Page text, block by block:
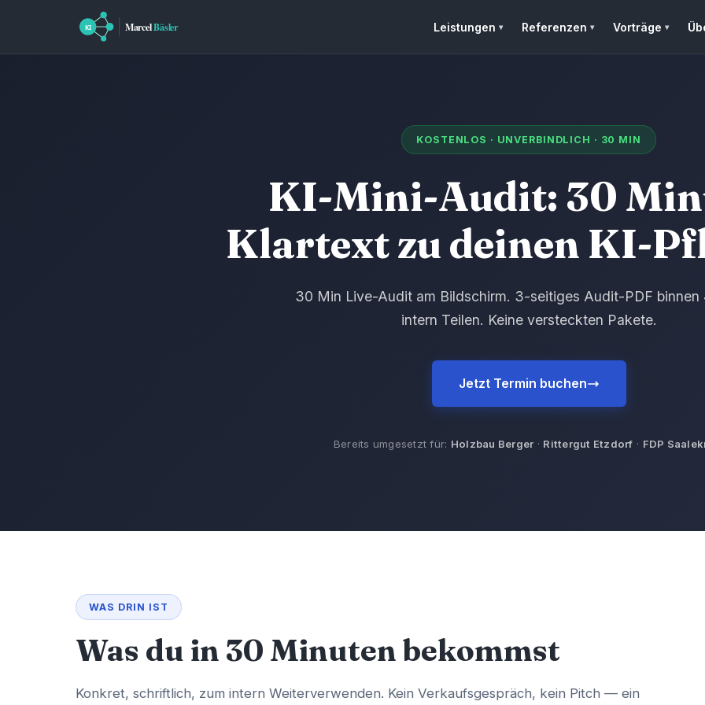
Leistungen Referenzen Vorträge
KOSTENLOS · UNVERBINDLICH · 30 MIN
KI-Mini-Audit: 30
Klartext zu deinen KI-
30 Min Live-Audit am Bildschirm. 3-seitiges Audit-PDF binnen
intern Teilen. Keine versteckten Pakete.
Jetzt Termin buchen
Bereits umgesetzt für: Holzbau Berger · Rittergut Etzdorf · FDP
WAS DRIN IST
Was du in 30 Minuten bekommst
Konkret, schriftlich, zum intern Weiterverwenden. Kein Verkaufsgespräch, kein Pitch — ein